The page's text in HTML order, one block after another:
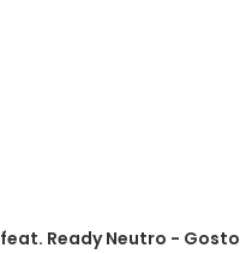
Ready Neutro - Gosto